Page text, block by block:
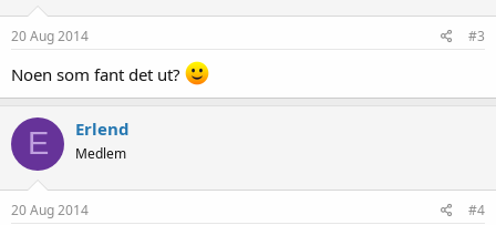
20 Aug 2014 #3
Noen som fant det ut?
E Erlend
Medlem
20 Aug 2014 #4